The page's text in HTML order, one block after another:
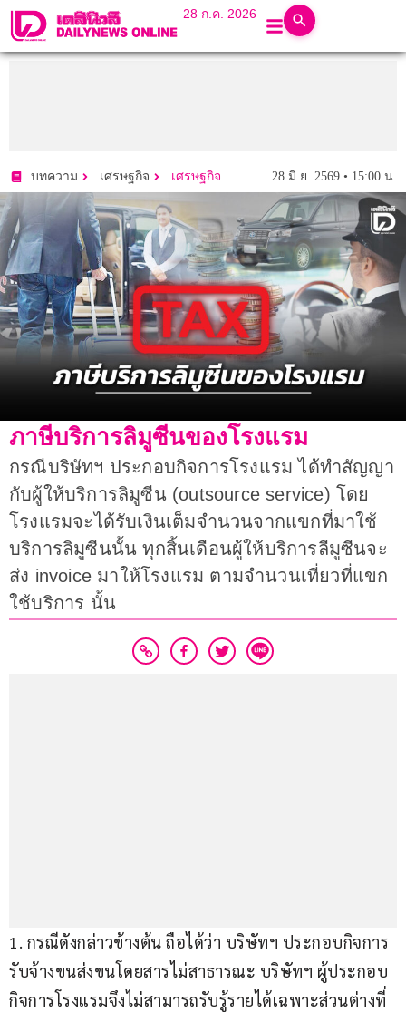
28 ก.ค. 2026
บทความ เศรษฐกิจ เศรษฐกิจ 28 มิ.ย. 2569 • 15:00 น.
ภาษีบริการลิมูซีนของโรงแรม
กรณีบริษัทฯ ประกอบกิจการโรงแรม ได้ทำสัญญา
กับผู้ให้บริการลิมูซีน (outsource service) โดย
โรงแรมจะได้รับเงินเต็มจำนวนจากแขกที่มาใช้
บริการลิมูซีนนั้น ทุกสิ้นเดือนผู้ให้บริการลีมูซีนจะ
ส่ง invoice มาให้โรงแรม ตามจำนวนเที่ยวที่แขก
ใช้บริการ นั้น
1. กรณีดังกล่าวข้างต้น ถือได้ว่า บริษัทฯ ประกอบกิจการ
รับจ้างขนส่งขนโดยสารไม่สาธารณะ บริษัทฯ ผู้ประกอบ
กิจการโรงแรมจึงไม่สามารถรับรู้รายได้เฉพาะส่วนต่างที่